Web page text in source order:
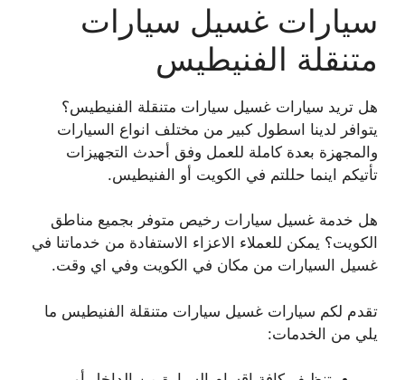
سيارات غسيل سيارات
متنقلة الفنيطيس
هل تريد سيارات غسيل سيارات متنقلة الفنيطيس؟
يتوافر لدينا اسطول كبير من مختلف انواع السيارات
والمجهزة بعدة كاملة للعمل وفق أحدث التجهيزات
تأتيكم اينما حللتم في الكويت أو الفنيطيس.
هل خدمة غسيل سيارات رخيص متوفر بجميع مناطق
الكويت؟ يمكن للعملاء الاعزاء الاستفادة من خدماتنا في
غسيل السيارات من مكان في الكويت وفي اي وقت.
تقدم لكم سيارات غسيل سيارات متنقلة الفنيطيس ما
يلي من الخدمات: